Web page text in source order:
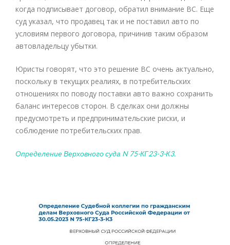
когда подписывает договор, обратил внимание ВС. Еще
суд указал, что продавец так и не поставил авто по
условиям первого договора, причинив таким образом
автовладельцу убытки.
Юристы говорят, что это решение ВС очень актуально,
поскольку в текущих реалиях, в потребительских
отношениях по поводу поставки авто важно сохранить
баланс интересов сторон. В сделках они должны
предусмотреть и предпринимательские риски, и
соблюдение потребительских прав.
Определение Верховного суда N 75-КГ23-3-К3.